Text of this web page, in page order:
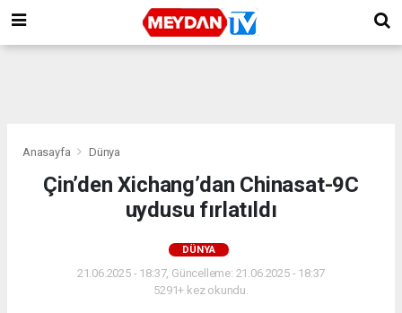
Anasayfa Dünya
Çin’den Xichang’dan Chinasat-9C
uydusu fırlatıldı
DÜNYA
21.06.2025 - 18:37, Güncelleme: 21.06.2025 - 18:37
5291+ kez okundu.